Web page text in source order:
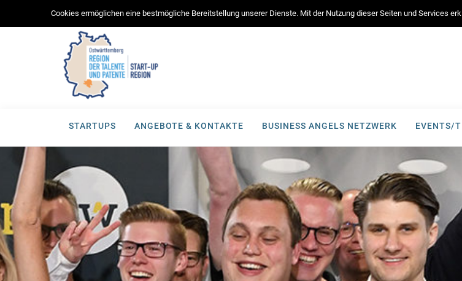
STARTUPS ANGEBOTE & KONTAKTE BUSINESS ANGELS NETZWERK EVENTS/
Cookies ermöglichen eine bestmögliche Bereitstellung unserer Dienste. Mit der Nutzung dieser Seiten und Services